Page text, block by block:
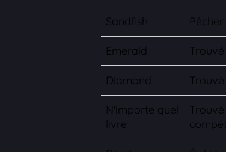
Sandfish
Emerald
Diamond
N'importe quel
livre